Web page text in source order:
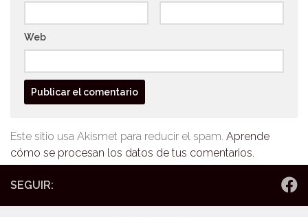
Web
Este sitio usa Akismet para reducir el spam. Aprende
cómo se procesan los datos de tus comentarios.
SEGUIR: